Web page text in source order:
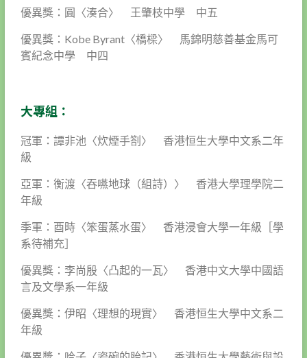
優異獎：圓〈湊合〉 王肇枝中學 中五
優異獎：Kobe Byrant〈橋樑〉 馬錦明慈善基金馬可
賓紀念中學 中四
大專組：
冠軍：譚非池〈炊煙手劄〉 香港恒生大學中文系二年
級
亞軍：衡渡〈吞嚥地球（組詩）〉 香港大學理學院二
年級
季軍：酉時〈笨蛋蒸水蛋〉 香港浸會大學一年級［學
系待補充］
優異獎：李尚殷〈凸起的一瓦〉 香港中文大學中國語
言及文學系一年級
優異獎：伊昭〈理想的現實〉 香港恒生大學中文系二
年級